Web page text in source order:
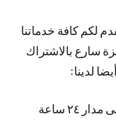
لكم كافة خدماتنا
سارع بالاشتراك
لدينا:
رقم تصليح غسالة اتوماتيك خدمة على مدار ٢٤ ساعة